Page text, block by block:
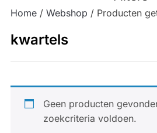
Home/ Webshop / Producten
kwartels
Geen producten
zoekcriteria voldoen.